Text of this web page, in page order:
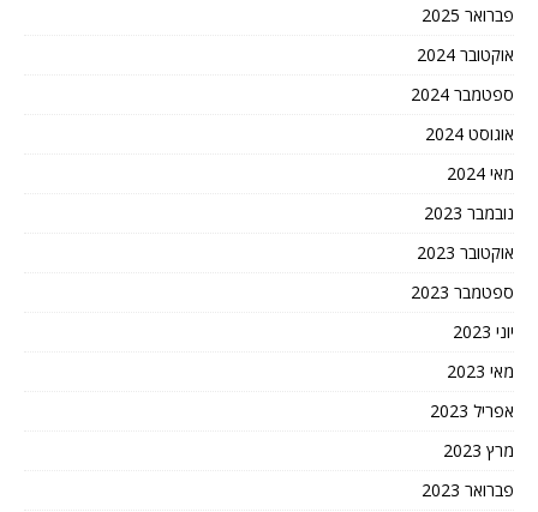
פברואר 2025
אוקטובר 2024
ספטמבר 2024
אוגוסט 2024
מאי 2024
נובמבר 2023
אוקטובר 2023
ספטמבר 2023
יוני 2023
מאי 2023
אפריל 2023
מרץ 2023
פברואר 2023